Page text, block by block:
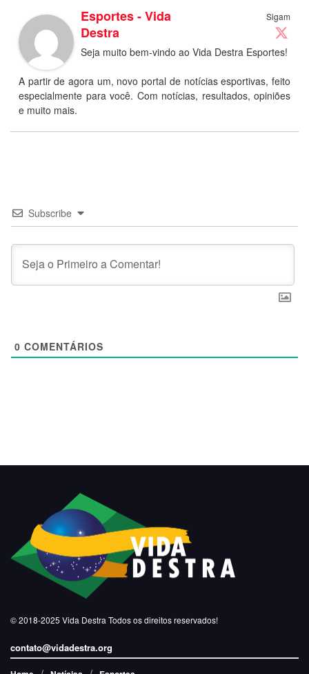
Sigam
Esportes - Vida
Destra
Seja muito bem-vindo ao Vida Destra Esportes!
A partir de agora um, novo portal de notícias esportivas, feito
especialmente para você. Com notícias, resultados, opiniões
e muito mais.
Subscribe
0 COMENTÁRIOS
© 2018-2025 Vida Destra Todos os direitos reservados!
contato@vidadestra.org